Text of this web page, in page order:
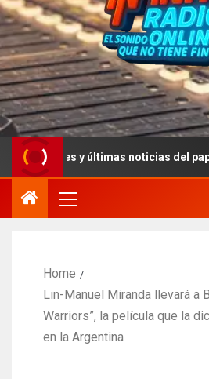
y últimas noticias del papá de
Home
Lin-Manuel Miranda llevará a
Warriors”, la película que la
en la Argentina